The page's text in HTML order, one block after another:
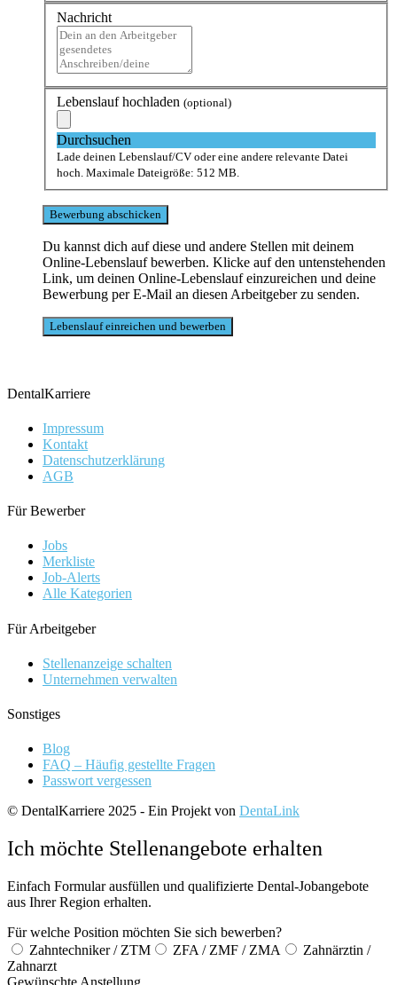
Nachricht
Lebenslauf hochladen (optional)
Durchsuchen
Lade deinen Lebenslauf/CV oder eine andere relevante Datei
hoch. Maximale Dateigröße: 512 MB.
Du kannst dich auf diese und andere Stellen mit deinem
Online-Lebenslauf bewerben. Klicke auf den untenstehenden
Link, um deinen Online-Lebenslauf einzureichen und deine
Bewerbung per E-Mail an diesen Arbeitgeber zu senden.
DentalKarriere
Impressum
Kontakt
Datenschutzerklärung
AGB
Für Bewerber
Jobs
Merkliste
Job-Alerts
Alle Kategorien
Für Arbeitgeber
Stellenanzeige schalten
Unternehmen verwalten
Sonstiges
Blog
FAQ – Häufig gestellte Fragen
Passwort vergessen
© DentalKarriere 2025 - Ein Projekt von DentaLink
Ich möchte Stellenangebote erhalten
Einfach Formular ausfüllen und qualifizierte Dental-Jobangebote
aus Ihrer Region erhalten.
Für welche Position möchten Sie sich bewerben?
Zahntechniker / ZTM
ZFA / ZMF / ZMA
Zahnärztin /
Zahnarzt